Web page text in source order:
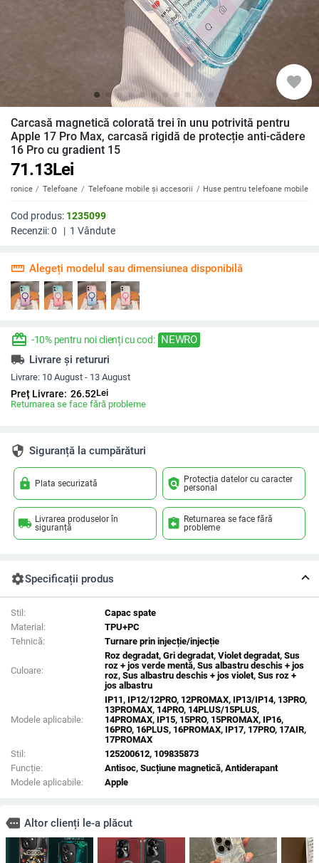
favorite
Carcasă magnetică colorată trei în unu potrivită pentru
Apple 17 Pro Max, carcasă rigidă de protecție anti-cădere
16 Pro cu gradient 15
71.13Lei
Telefoane Telefoane mobile și accesorii Huse pentru telefoane mobile
Cod produs: 1235099
Recenzii:0 | 1 Vândute
straighten Alegeți modelul sau dimensiunea disponibilă
redeem -10% pentru noi clienți cu cod: NEWRO
local_shipping Livrare și retururi
Livrare: 10 August - 13 August
Preț Livrare: 26.52Lei
Returnarea se face fără probleme
security Siguranță la cumpărături
lock Plata securizată policy Protecția datelor cu caracter
personal
local_shipping Livrarea produselor în
siguranță
assignment_return Returnarea se face fără
probleme
settingsSpecificații produs
Stil:
Capac spate
Material:
TPU+PC
Tehnică:
Turnare prin injecție/injecție
Culoare:
Roz degradat, Gri degradat, Violet degradat, Sus
roz + jos verde mentă, Sus albastru deschis + jos
roz, Sus albastru deschis + jos violet, Sus roz +
jos albastru
Modele aplicabile:
IP11, IP12/12PRO, 12PROMAX, IP13/IP14, 13PRO,
13PROMAX, 14PRO, 14PLUS/15PLUS,
14PROMAX, IP15, 15PRO, 15PROMAX, IP16,
16PRO, 16PLUS, 16PROMAX, IP17, 17PRO, 17AIR,
17PROMAX
Stil:
125200612, 109835873
Funcție:
Antisoc, Sucțiune magnetică, Antiderapant
Modele aplicabile:
Apple
more Altor clienți le-a plăcut